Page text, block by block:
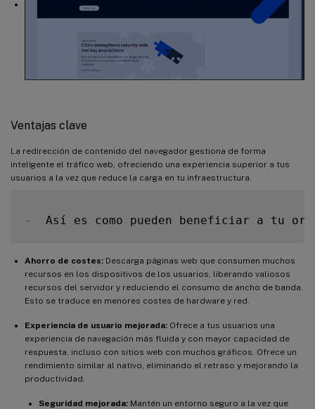
Ventajas clave
La redirección de contenido del navegador gestiona de forma
inteligente el tráfico web, ofreciendo una experiencia superior a tus
usuarios a la vez que reduce la carga en tu infraestructura.
-
Así es como pueden beneficiar a tu
Ahorro de costes: Descarga páginas web que consumen muchos
recursos en los dispositivos de los usuarios, liberando valiosos
recursos del servidor y reduciendo el consumo de ancho de banda.
Esto se traduce en menores costes de hardware y red.
Experiencia de usuario mejorada: Ofrece a tus usuarios una
experiencia de navegación más fluida y con mayor capacidad de
respuesta, incluso con sitios web con muchos gráficos. Ofrece un
rendimiento similar al nativo, eliminando el retraso y mejorando la
productividad.
Seguridad mejorada: Mantén un entorno seguro a la vez que